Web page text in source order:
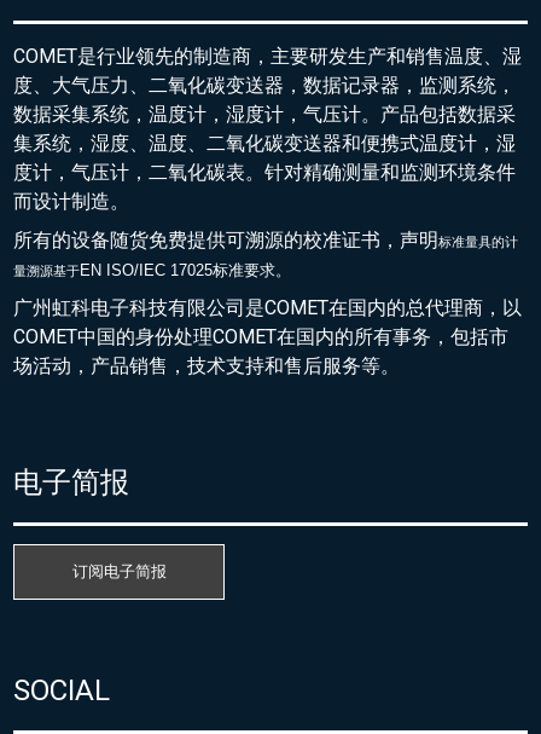
COMET是行业领先的制造商，主要研发生产和销售温度、湿
度、大气压力、二氧化碳变送器，数据记录器，监测系统，
数据采集系统，温度计，湿度计，气压计。产品包括数据采
集系统，湿度、温度、二氧化碳变送器和便携式温度计，湿
度计，气压计，二氧化碳表。针对精确测量和监测环境条件
而设计制造。
所有的设备随货免费提供可溯源的校准证书，声明标准量具的计
量溯源基于EN ISO/IEC 17025标准要求。
广州虹科电子科技有限公司是COMET在国内的总代理商，以
COMET中国的身份处理COMET在国内的所有事务，包括市
场活动，产品销售，技术支持和售后服务等。
电子简报
订阅电子简报
SOCIAL